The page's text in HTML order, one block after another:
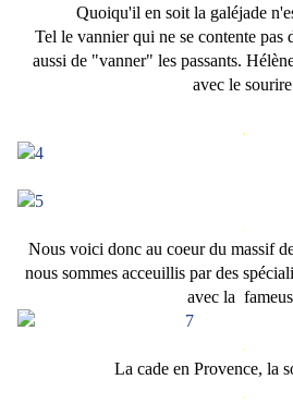
Quoiqu'il en soit la galéjade
Tel le vannier qui ne se contente pas
aussi de "vanner" les passants.
avec le
.
.
Nous voici donc au coeur du massif
nous sommes acceuillis par des
avec la
.
La cade en Provence, la
.